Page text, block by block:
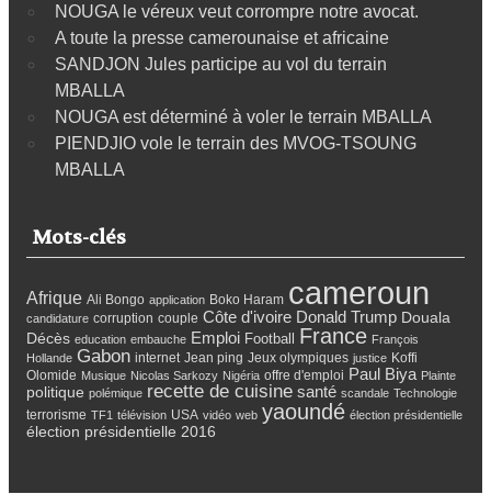
NOUGA le véreux veut corrompre notre avocat.
A toute la presse camerounaise et africaine
SANDJON Jules participe au vol du terrain
MBALLA
NOUGA est déterminé à voler le terrain MBALLA
PIENDJIO vole le terrain des MVOG-TSOUNG
MBALLA
Mots-clés
Afrique Ali Bongo application Boko Haram cameroun
candidature corruption couple Côte d'ivoire Donald Trump Douala
Décès education embauche Emploi Football France François
Hollande Gabon internet Jean ping Jeux olympiques justice Koffi
Olomide Musique Nicolas Sarkozy Nigéria offre d'emploi Paul Biya Plainte
politique polémique recette de cuisine santé scandale Technologie
terrorisme TF1 télévision USA vidéo web yaoundé élection présidentielle
élection présidentielle 2016